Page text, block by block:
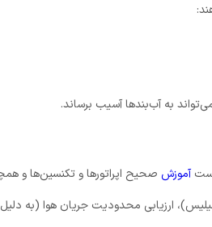
به آب‌بندها آسیب برساند.
استآموزش صحیح اپراتورها و تکنسین‌ها و
ارزیابی محدودیت جریان هوا (به